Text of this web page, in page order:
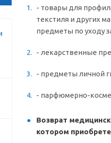
- товары для
текстиля и других
предметы по уходу
- лекарственные
- предметы личной
- парфюмерно-
Возврат
котором